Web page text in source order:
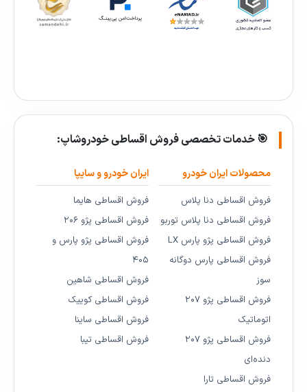
🎯 خدمات تخصصی فروش اقساطی خودروشاپ:
محصولات ایران خودرو
فروش اقساطی دنا پلاس
فروش اقساطی دنا پلاس توربو
فروش اقساطی پژو پارس LX
فروش اقساطی پارس دوگانه
سوز
فروش اقساطی پژو ۲۰۷
اتوماتیک
فروش اقساطی پژو ۲۰۷
دنده‌ای
فروش اقساطی تارا
ایران خودرو و سایپا
فروش اقساطی هایما
فروش اقساطی پژو ۲۰۶
فروش اقساطی پژو پارس و
۴۰۵
فروش اقساطی شاهین
فروش اقساطی کوییک
فروش اقساطی ساینا
فروش اقساطی تیبا